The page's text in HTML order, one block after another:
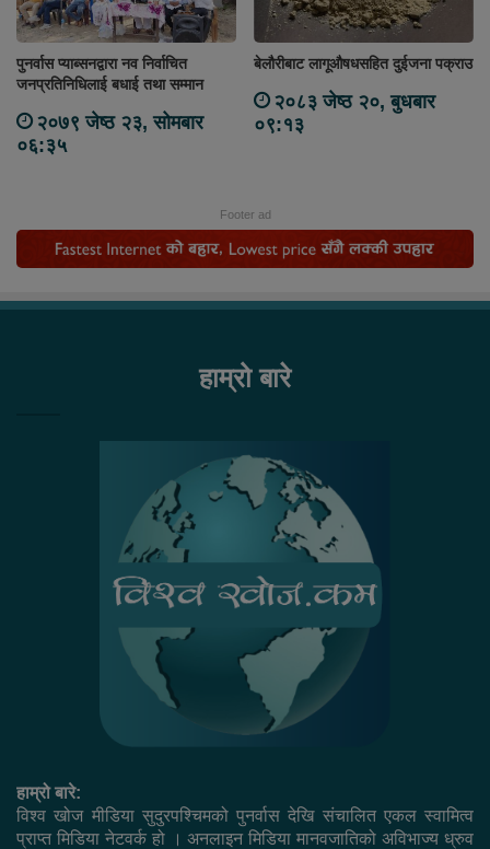
पुनर्वास प्याब्सनद्वारा नव निर्वाचित
जनप्रतिनिधिलाई बधाई तथा सम्मान
२०७९ जेष्ठ २३, सोमबार
०६:३५
बेलौरीबाट लागूऔषधसहित दुईजना पक्राउ
२०८३ जेष्ठ २०, बुधबार
०९:१३
Footer ad
हाम्रो बारे
हाम्रो बारे:
विश्व खोज मीडिया सुदुरपश्चिमको पुनर्वास देखि संचालित एकल स्वामित्व
प्राप्त मिडिया नेटवर्क हो । अनलाइन मिडिया मानवजातिको अविभाज्य ध्रुव